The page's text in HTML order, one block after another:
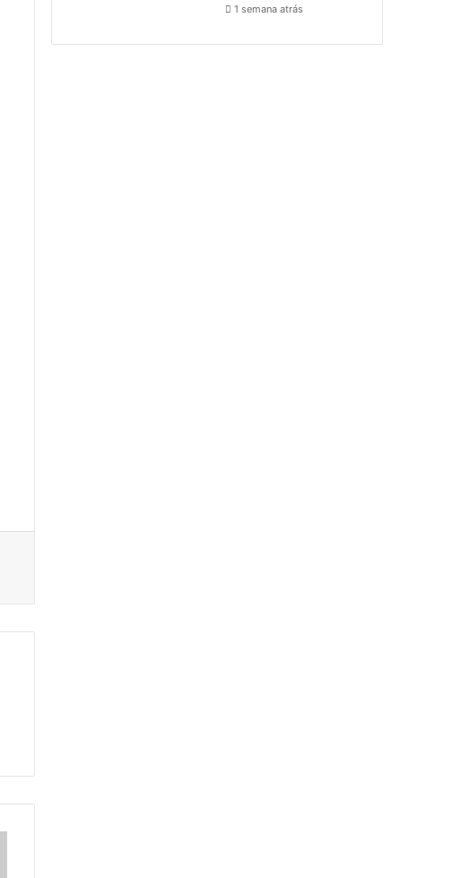
1 semana atrás